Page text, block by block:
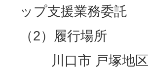
ップ支援業務委託
（2）履行場所
川口市 戸塚地区